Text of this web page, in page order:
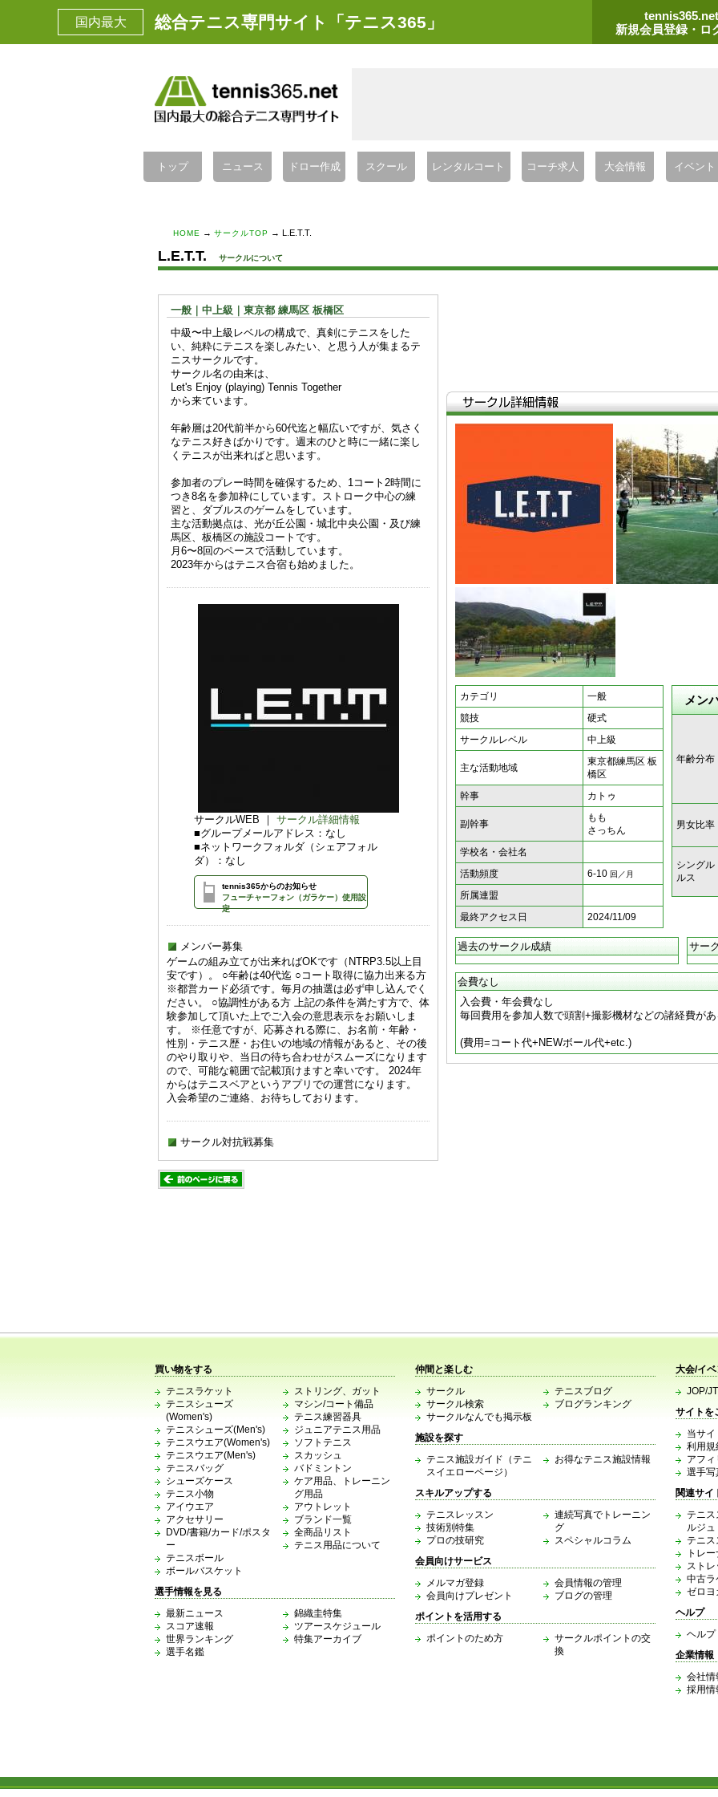
国内最大 総合テニス専門サイト「テニス365」
tennis365.net
新規会員登録・ロ
トップ ニュース ドロー作成 スクール レンタルコート コーチ求人 大会情報 イベント
HOME → サークルTOP → L.E.T.T.
L.E.T.T. サークルについて
一般｜中上級｜東京都 練馬区 板橋区
中級〜中上級レベルの構成で、真剣にテニスをした
い、純粋にテニスを楽しみたい、と思う人が集まるテ
ニスサークルです。
サークル名の由来は、
Let's Enjoy (playing) Tennis Together
から来ています。
年齢層は20代前半から60代迄と幅広いですが、気さく
なテニス好きばかりです。週末のひと時に一緒に楽し
くテニスが出来ればと思います。
参加者のプレー時間を確保するため、1コート2時間に
つき8名を参加枠にしています。ストローク中心の練
習と、ダブルスのゲームをしています。
主な活動拠点は、光が丘公園・城北中央公園・及び練
馬区、板橋区の施設コートです。
月6〜8回のペースで活動しています。
2023年からはテニス合宿も始めました。
サークルWEB ｜ サークル詳細情報
■グループメールアドレス：なし
■ネットワークフォルダ（シェアフォル
ダ）：なし
tennis365からのお知らせ
フューチャーフォン（ガラケー）使用設
定
メンバー募集
ゲームの組み立てが出来ればOKです（NTRP3.5以上目
安です）。 ○年齢は40代迄 ○コート取得に協力出来る方
※都営カード必須です。毎月の抽選は必ず申し込んでく
ださい。 ○協調性がある方 上記の条件を満たす方で、体
験参加して頂いた上でご入会の意思表示をお願いしま
す。 ※任意ですが、応募される際に、お名前・年齢・
性別・テニス歴・お住いの地域の情報があると、その後
のやり取りや、当日の待ち合わせがスムーズになります
ので、可能な範囲で記載頂けますと幸いです。 2024年
からはテニスベアというアプリでの運営になります。
入会希望のご連絡、お待ちしております。
サークル対抗戦募集
カテゴリ
一般
競技
硬式
サークルレベル
中上級
主な活動地域
東京都練馬区 板
橋区
幹事
カトゥ
副幹事
もも
さっちん
学校名・会社名
活動頻度
6-10 回／月
所属連盟
最終アクセス日
2024/11/09
メン
年齢分布
男女比率
シングル
ルス
過去のサークル成績 サー
会費なし
入会費・年会費なし
毎回費用を参加人数で頭割+撮影機材などの諸経費が
(費用=コート代+NEWボール代+etc.)
買い物をする
テニスラケット
テニスシューズ
(Women's)
テニスシューズ(Men's)
テニスウエア(Women's)
テニスウエア(Men's)
テニスバッグ
シューズケース
テニス小物
アイウエア
アクセサリー
DVD/書籍/カード/ポスタ
ー
テニスボール
ボールバスケット
ストリング、ガット
マシン/コート備品
テニス練習器具
ジュニアテニス用品
ソフトテニス
スカッシュ
バドミントン
ケア用品、トレーニン
グ用品
アウトレット
ブランド一覧
全商品リスト
テニス用品について
選手情報を見る
最新ニュース
スコア速報
世界ランキング
選手名鑑
錦織圭特集
ツアースケジュール
特集アーカイブ
仲間と楽しむ
サークル
サークル検索
サークルなんでも掲示板
テニスブログ
ブログランキング
施設を探す
テニス施設ガイド（テニ
スイエローページ）
お得なテニス施設情報
スキルアップする
テニスレッスン
技術別特集
プロの技研究
連続写真でトレーニン
グ
スペシャルコラム
会員向けサービス
メルマガ登録
会員向けプレゼント
会員情報の管理
ブログの管理
ポイントを活用する
ポイントのため方
サークルポイントの交
換
大会/イ
JOP/
サイトを
当サ
利用規
アフ
選手写
関連サイ
テニス
ルジュ
テニス
トレ
スト
中古ラ
ゼロヨ
ヘルプ
ヘルプ
企業情報
会社情
採用情